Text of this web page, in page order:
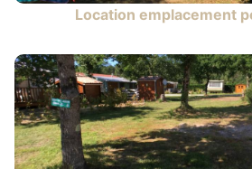
Location emplacement